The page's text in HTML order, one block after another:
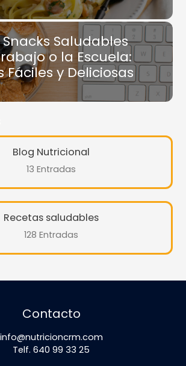
Saludables
o la Escuela:
Fáciles y Deliciosas
Blog Nutricional
13 Entradas
Recetas saludables
128 Entradas
Contacto
info@nutricioncrm.com
Telf. 640 99 33 25